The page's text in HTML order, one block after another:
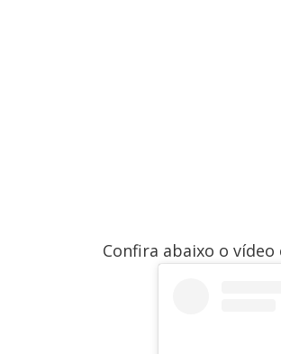
Confira abaixo o